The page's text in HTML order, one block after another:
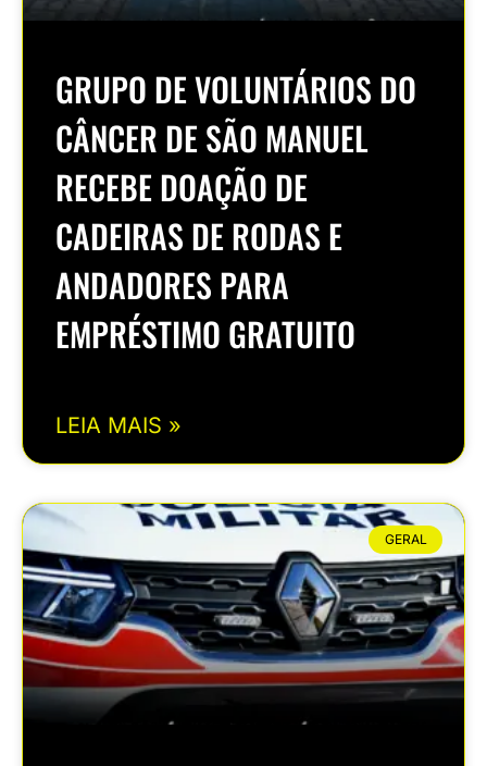
GRUPO DE VOLUNTÁRIOS DO
CÂNCER DE SÃO MANUEL
RECEBE DOAÇÃO DE
CADEIRAS DE RODAS E
ANDADORES PARA
EMPRÉSTIMO GRATUITO
LEIA MAIS »
GERAL